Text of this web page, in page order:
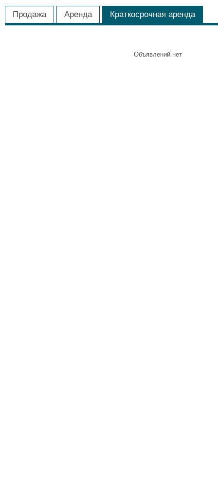
Продажа Аренда Краткосрочная аренда
Объявлений нет